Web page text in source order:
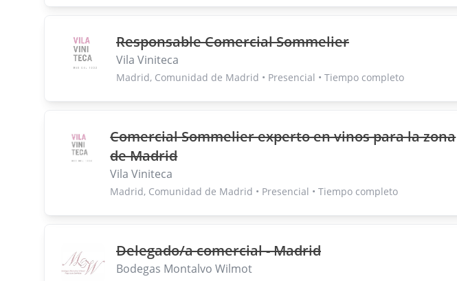
Responsable Comercial Sommelier
Vila Viniteca
Madrid, Comunidad de Madrid • Presencial • Tiempo completo
Comercial Sommelier experto en vinos para la zona
de Madrid
Vila Viniteca
Madrid, Comunidad de Madrid • Presencial • Tiempo completo
Delegado/a comercial - Madrid
Bodegas Montalvo Wilmot